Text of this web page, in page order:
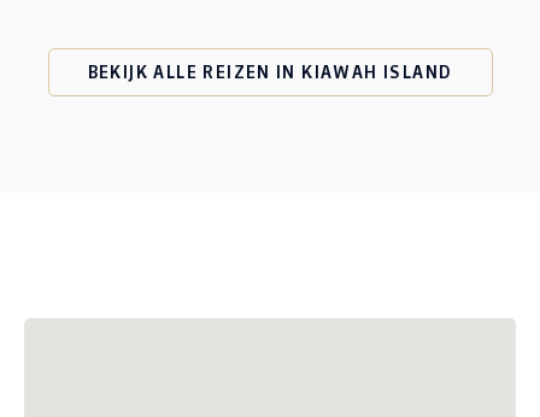
BEKIJK ALLE REIZEN IN KIAWAH ISLAND